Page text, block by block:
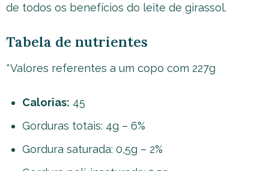
de todos os benefícios do leite de girassol.
Tabela de nutrientes
*Valores referentes a um copo com 227g
Calorias: 45
Gorduras totais: 4g – 6%
Gordura saturada: 0,5g – 2%